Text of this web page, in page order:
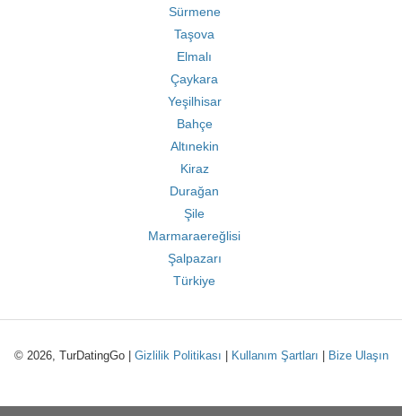
Sürmene
Taşova
Elmalı
Çaykara
Yeşilhisar
Bahçe
Altınekin
Kiraz
Durağan
Şile
Marmaraereğlisi
Şalpazarı
Türkiye
© 2026, TurDatingGo | Gizlilik Politikası Kullanım Şartları Bize Ulaşın